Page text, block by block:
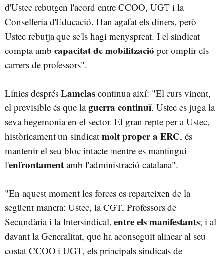
d'Ustec rebutgen l'acord entre CCOO, UGT i la
Conselleria d'Educació. Han agafat els diners, però
Ustec rebutja que se'ls hagi menyspreat. I el sindicat
compta amb capacitat de mobilització per omplir els
carrers de professors".
Línies després Lamelas continua així: "El curs vinent,
el previsible és que laguerra continuï. Ustec es juga la
seva hegemonia en el sector. El gran repte per a Ustec,
històricament un sindicat molt proper a ERC, és
mantenir el seu bloc intacte mentre es mantingui
l'enfrontament amb l'administració catalana".
"En aquest moment les forces es reparteixen de la
següent manera: Ustec, la CGT, Professors de
Secundària i la Intersindical, entre els manifestants; i al
davant la Generalitat, que ha aconseguit alinear al seu
costat CCOO i UGT, els principals sindicats de